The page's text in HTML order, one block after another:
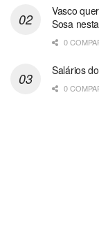
Vasco
Sosa
0
Salários
0